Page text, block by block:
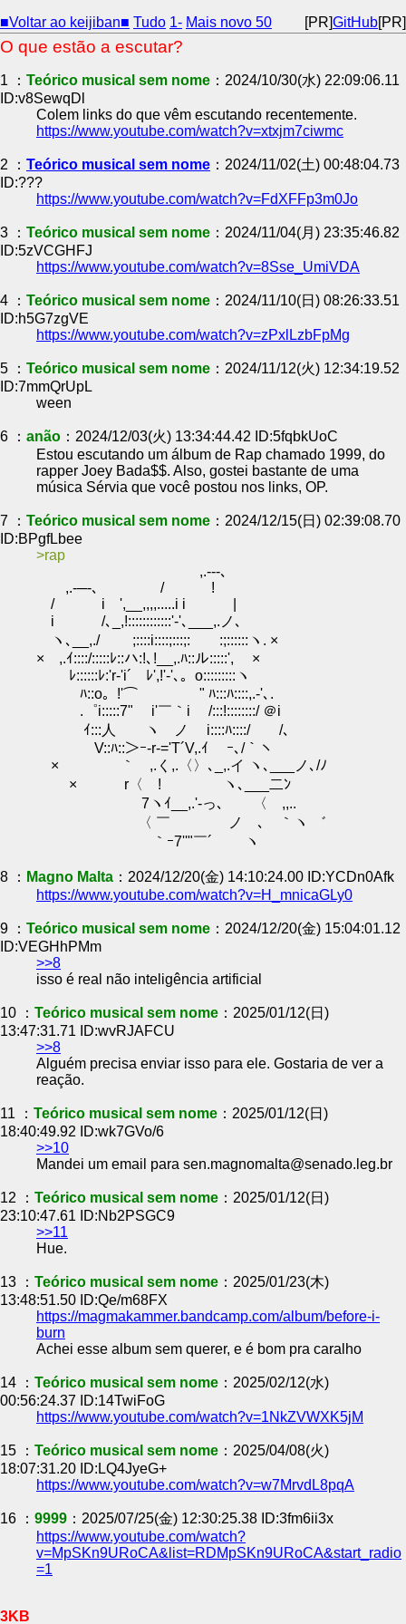
■Voltar ao keijiban■ Tudo 1- Mais novo 50 [PR]GitHub[PR]
O que estão a escutar?
1 ： Teórico musical sem nome ：2024/10/30(水) 22:09:06.11
ID:v8SewqDl
Colem links do que vêm escutando recentemente.
https://www.youtube.com/watch?v=xtxjm7ciwmc
2 ： Teórico musical sem nome ：2024/11/02(土) 00:48:04.73
ID:???
https://www.youtube.com/watch?v=FdXFFp3m0Jo
3 ： Teórico musical sem nome ：2024/11/04(月) 23:35:46.82
ID:5zVCGHFJ
https://www.youtube.com/watch?v=8Sse_UmiVDA
4 ： Teórico musical sem nome ：2024/11/10(日) 08:26:33.51
ID:h5G7zgVE
https://www.youtube.com/watch?v=zPxlLzbFpMg
5 ： Teórico musical sem nome ：2024/11/12(火) 12:34:19.52
ID:7mmQrUpL
ween
6 ： anão ：2024/12/03(火) 13:34:44.42 ID:5fqbkUoC
Estou escutando um álbum de Rap chamado 1999, do
rapper Joey Bada$$. Also, gostei bastante de uma
música Sérvia que você postou nos links, OP.
7 ： Teórico musical sem nome ：2024/12/15(日) 02:39:08.70
ID:BPgfLbee
rap
,.-‐-､
,.-─-､ / !
/ i ',__,,,,.....i i |
i /､_,!::::::::::::'-'､___,.ノ､
ヽ､__,./ ;::::i::::;:::;: :;::::::ヽ. ×
× ,.ｲ::::/:::::ﾚ::ハ:!､!__,.ﾊ::ル:::::', ×
ﾚ::::::ﾚ:'r‐'i´ ﾚ',!'-'､。o:::::::::ヽ
ﾊ::o。!'⌒ " ﾊ:::ﾊ::::,.-'､.
.゜i:::::7" i'￣｀i /:::!::::::::/ ＠i
ｲ:::人 ヽ ノ i::::ﾊ::::/ /､
V::ﾊ::＞ｰ-r‐='T´V,.ｲ ｰ､/｀ヽ
× ｀ ,.く,.〈〉､_,.イ ヽ､___ノ､/ﾉ
× r〈 ! ヽ､___二ﾝ
7ヽｲ__,.'-っ､ 〈 ,,..
〈 ￣ ノ ､ ｀ヽ ゛
｀ｰ7''"￣´ ヽ
8 ： Magno Malta ：2024/12/20(金) 14:10:24.00 ID:YCDn0Afk
https://www.youtube.com/watch?v=H_mnicaGLy0
9 ： Teórico musical sem nome ：2024/12/20(金) 15:04:01.12
ID:VEGHhPMm
>>8
isso é real não inteligência artificial
10 ： Teórico musical sem nome ：2025/01/12(日)
13:47:31.71 ID:wvRJAFCU
>>8
Alguém precisa enviar isso para ele. Gostaria de ver a
reação.
11 ： Teórico musical sem nome ：2025/01/12(日)
18:40:49.92 ID:wk7GVo/6
>>10
Mandei um email para sen.magnomalta@senado.leg.br
12 ： Teórico musical sem nome ：2025/01/12(日)
23:10:47.61 ID:Nb2PSGC9
>>11
Hue.
13 ： Teórico musical sem nome ：2025/01/23(木)
13:48:51.50 ID:Qe/m68FX
https://magmakammer.bandcamp.com/album/before-i-
burn
Achei esse album sem querer, e é bom pra caralho
14 ： Teórico musical sem nome ：2025/02/12(水)
00:56:24.37 ID:14TwiFoG
https://www.youtube.com/watch?v=1NkZVWXK5jM
15 ： Teórico musical sem nome ：2025/04/08(火)
18:07:31.20 ID:LQ4JyeG+
https://www.youtube.com/watch?v=w7MrvdL8pqA
16 ： 9999 ：2025/07/25(金) 12:30:25.38 ID:3fm6ii3x
https://www.youtube.com/watch?
v=MpSKn9URoCA&list=RDMpSKn9URoCA&start_radio
=1
3KB